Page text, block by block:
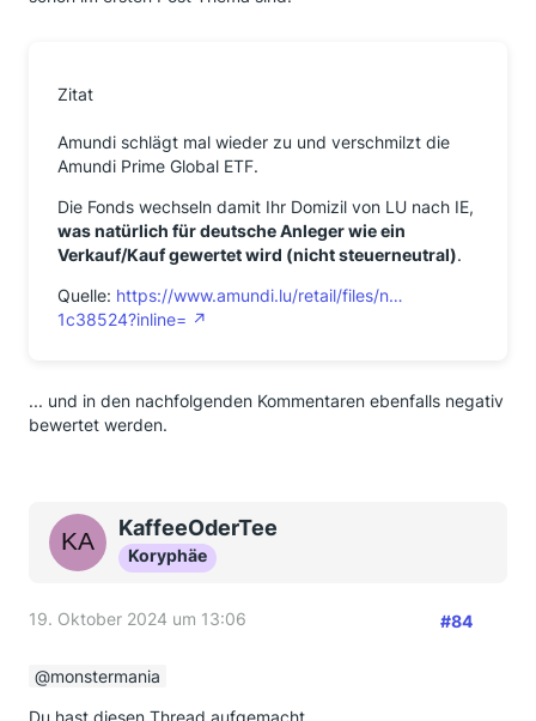
Zitat
Amundi schlägt mal wieder zu und verschmilzt die
Amundi Prime Global ETF.
Die Fonds wechseln damit Ihr Domizil von LU nach IE,
was natürlich für deutsche Anleger wie ein
Verkauf/Kauf gewertet wird (nicht steuerneutral).
Quelle: https://www.amundi.lu/retail/files/n…
1c38524?inline=
... und in den nachfolgenden Kommentaren ebenfalls negativ
bewertet werden.
KaffeeOderTee
Koryphäe
19. Oktober 2024 um 13:06 #84
monstermania
Du hast diesen Thread aufgemacht.